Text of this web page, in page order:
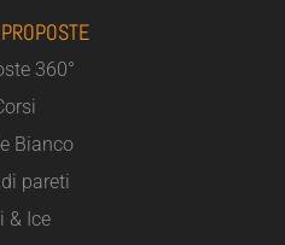
360°
Bianco
pareti
& Ice